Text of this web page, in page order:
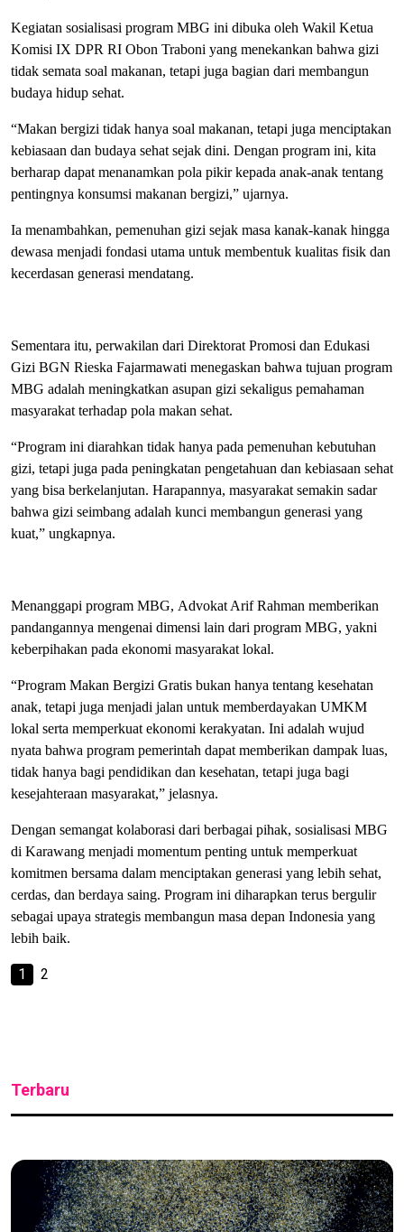
Kegiatan sosialisasi program MBG ini dibuka oleh Wakil Ketua
Komisi IX DPR RI Obon Traboni yang menekankan bahwa gizi
tidak semata soal makanan, tetapi juga bagian dari membangun
budaya hidup sehat.
“Makan bergizi tidak hanya soal makanan, tetapi juga menciptakan
kebiasaan dan budaya sehat sejak dini. Dengan program ini, kita
berharap dapat menanamkan pola pikir kepada anak-anak tentang
pentingnya konsumsi makanan bergizi,” ujarnya.
Ia menambahkan, pemenuhan gizi sejak masa kanak-kanak hingga
dewasa menjadi fondasi utama untuk membentuk kualitas fisik dan
kecerdasan generasi mendatang.
Sementara itu, perwakilan dari Direktorat Promosi dan Edukasi
Gizi BGN Rieska Fajarmawati menegaskan bahwa tujuan program
MBG adalah meningkatkan asupan gizi sekaligus pemahaman
masyarakat terhadap pola makan sehat.
“Program ini diarahkan tidak hanya pada pemenuhan kebutuhan
gizi, tetapi juga pada peningkatan pengetahuan dan kebiasaan sehat
yang bisa berkelanjutan. Harapannya, masyarakat semakin sadar
bahwa gizi seimbang adalah kunci membangun generasi yang
kuat,” ungkapnya.
Menanggapi program MBG, Advokat Arif Rahman memberikan
pandangannya mengenai dimensi lain dari program MBG, yakni
keberpihakan pada ekonomi masyarakat lokal.
“Program Makan Bergizi Gratis bukan hanya tentang kesehatan
anak, tetapi juga menjadi jalan untuk memberdayakan UMKM
lokal serta memperkuat ekonomi kerakyatan. Ini adalah wujud
nyata bahwa program pemerintah dapat memberikan dampak luas,
tidak hanya bagi pendidikan dan kesehatan, tetapi juga bagi
kesejahteraan masyarakat,” jelasnya.
Dengan semangat kolaborasi dari berbagai pihak, sosialisasi MBG
di Karawang menjadi momentum penting untuk memperkuat
komitmen bersama dalam menciptakan generasi yang lebih sehat,
cerdas, dan berdaya saing. Program ini diharapkan terus bergulir
sebagai upaya strategis membangun masa depan Indonesia yang
lebih baik.
1 2
Terbaru